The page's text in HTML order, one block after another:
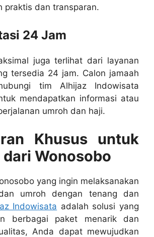
praktis dan transparan.
24 Jam
juga terlihat dari layanan
tersedia 24 jam. Calon jamaah
tim Alhijaz Indowisata
mendapatkan informasi atau
umroh dan haji.
Khusus untuk
Wonosobo
yang ingin melaksanakan
umroh dengan tenang dan
Indowisata adalah solusi yang
berbagai paket menarik dan
Anda dapat mewujudkan